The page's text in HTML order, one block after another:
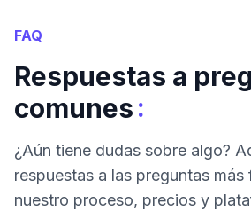
FAQ
Respuestas a
comunes:
¿Aún tiene dudas sobre algo?
respuestas a las preguntas
nuestro proceso, precios y